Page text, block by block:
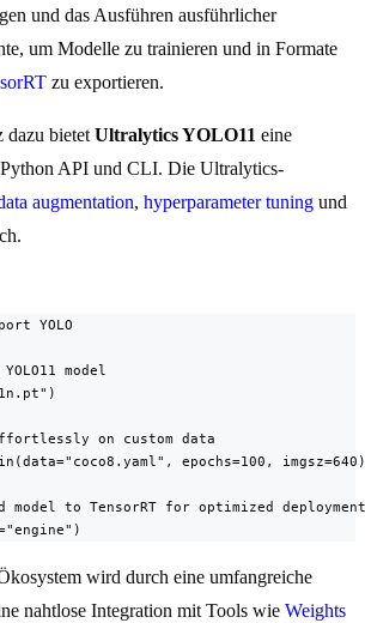
und das Ausführen ausführlicher
um Modelle zu trainieren und in Formate
zu exportieren.
dazu bietet Ultralytics YOLO11 eine
API und CLI. Die Ultralytics-
augmentation, hyperparameter tuning und
YOLO
model
on custom data
epochs=100, imgsz=640)
to TensorRT for optimized deployment
wird durch eine umfangreiche
nahtlose Integration mit Tools wie Weights